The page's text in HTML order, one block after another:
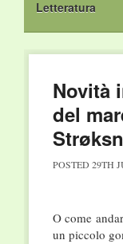
Letteratura
Novità
del
POSTED 29TH
O come
un piccolo